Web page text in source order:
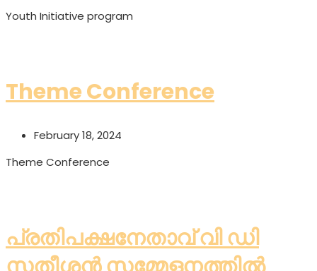
Youth Initiative program
Theme Conference
February 18, 2024
Theme Conference
പ്രതിപക്ഷനേതാവ് വി ഡി